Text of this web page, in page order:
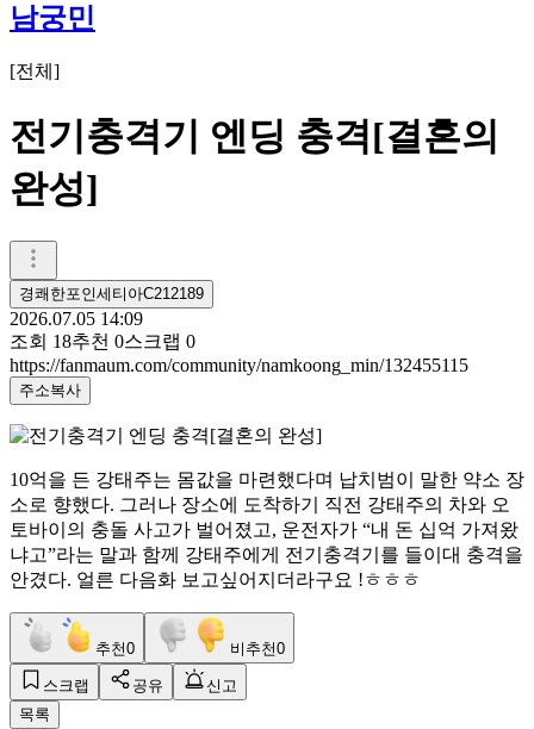
남궁민
[전체 ]
전기충격기 엔딩 충격[결혼의
완성]
경쾌한포인세티아C212189
2026.07.05 14:09
조회 18추천 0스크랩 0
https://fanmaum.com/community/namkoong_min/132455115
주소복사
10억을 든 강태주는 몸값을 마련했다며 납치범이 말한 약소 장
소로 향했다. 그러나 장소에 도착하기 직전 강태주의 차와 오
토바이의 충돌 사고가 벌어졌고, 운전자가 “내 돈 십억 가져왔
냐고”라는 말과 함께 강태주에게 전기충격기를 들이대 충격을
안겼다. 얼른 다음화 보고싶어지더라구요 !ㅎㅎㅎ
추천0 비추천0
스크랩 공유
신고
목록